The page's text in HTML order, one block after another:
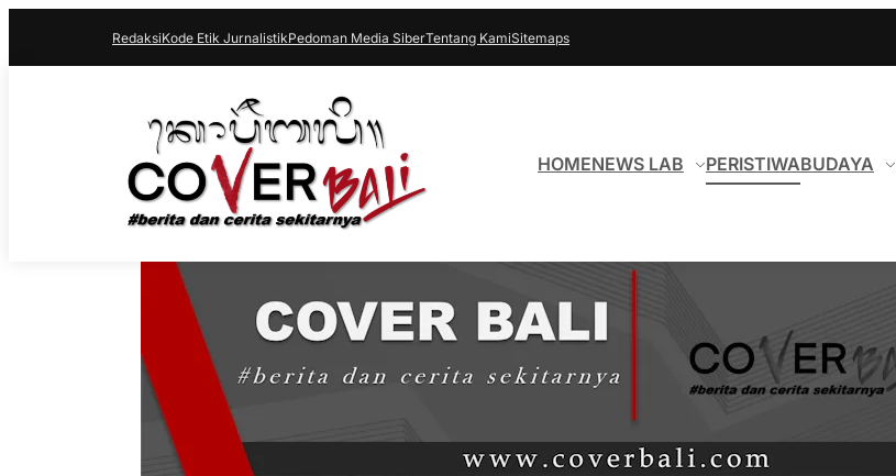
RedaksiKode Etik JurnalistikPedoman Media SiberTentang KamiSitemaps
HOMENEWS LAB PERISTIWABUDAYA